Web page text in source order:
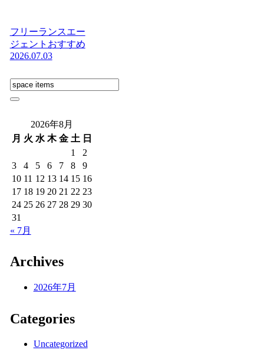
フリーランスエー
ジェントおすすめ
2026.07.03
2026年8月
月 火 水 木 金 土 日
1
2
3
4 5 6 7 8
9
10 11 12 13 14 15 16
17 18 19 20 21 22 23
24 25 26 27 28 29 30
31
« 7月
Archives
2026年7月
Categories
Uncategorized